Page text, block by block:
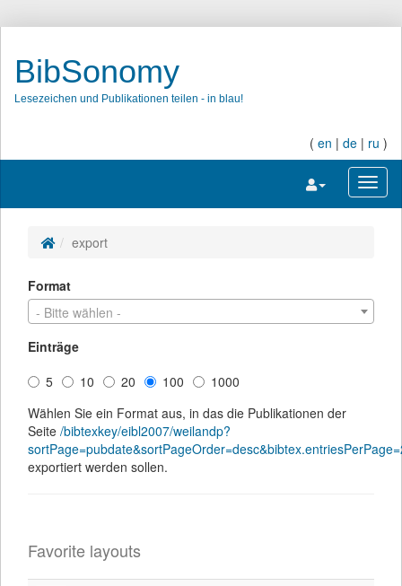
BibSonomy
Lesezeichen und Publikationen teilen - in blau!
( en | de | ru )
Navigation
export
Format
- Bitte wählen -
Einträge
5
10 20 100
1000
Wählen Sie ein Format aus, in das die Publikationen der
Seite /bibtexkey/eibl2007/weilandp?
exportiert werden sollen.
Favorite layouts